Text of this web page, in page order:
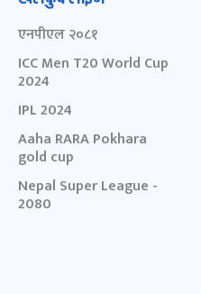
एनपीएल २०८१
ICC Men T20 World Cup
2024
IPL 2024
Aaha RARA Pokhara
gold cup
Nepal Super League -
2080